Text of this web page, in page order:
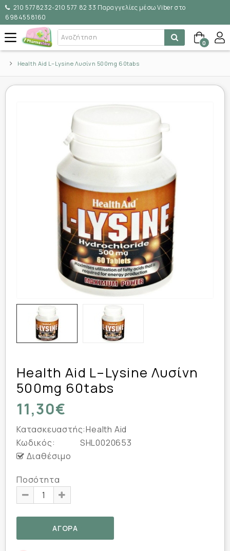
210 5778232-210 577 82 33 Παραγγελίες μέσω Viber στο
6984558160
0
Health Aid L–Lysine Λυσίνη 500mg 60tabs
Health Aid L–Lysine Λυσίνη
500mg 60tabs
11,30€
Κατασκευαστής:Health Aid
Κωδικός:
SHL0020653
Διαθέσιμο
Ποσότητα